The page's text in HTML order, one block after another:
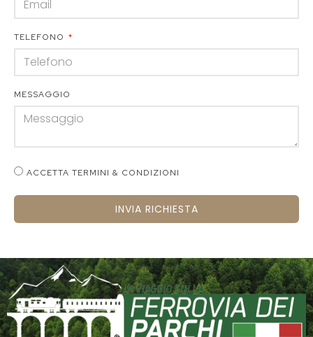
TELEFONO
MESSAGGIO
ACCETTA TERMINI & CONDIZIONI
INVIA RICHIESTA